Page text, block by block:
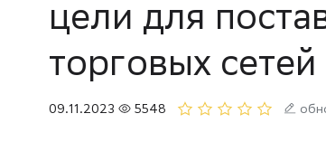
цели для
торговых сетей
09.11.2023 5548